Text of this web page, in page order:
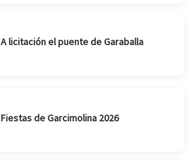
A licitación el puente de Garaballa
Fiestas de Garcimolina 2026